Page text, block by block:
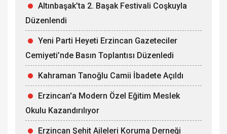
Altınbaşak’ta 2. Başak Festivali Coşkuyla
Düzenlendi
Yeni Parti Heyeti Erzincan Gazeteciler
Cemiyeti’nde Basın Toplantısı Düzenledi
Kahraman Tanoğlu Camii İbadete Açıldı
Erzincan'a Modern Özel Eğitim Meslek
Okulu Kazandırılıyor
Erzincan Şehit Aileleri Koruma Derneği